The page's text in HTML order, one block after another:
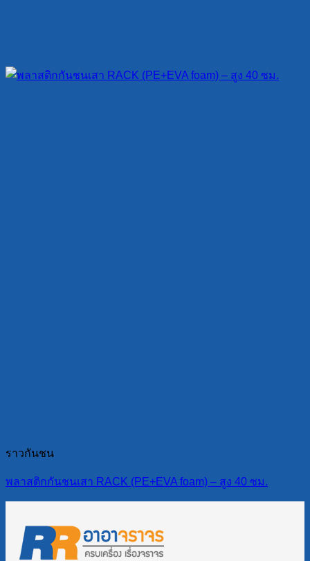
ราวกันชน
พลาสติกกันชนเสา RACK (PE+EVA foam) – สูง 40 ซม.